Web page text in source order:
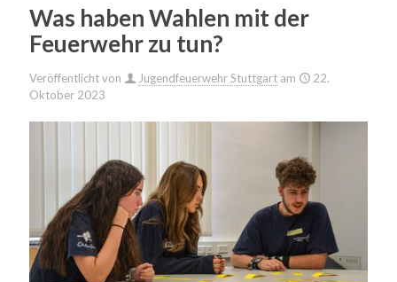
Was haben Wahlen mit der
Feuerwehr zu tun?
Veröffentlicht von Jugendfeuerwehr Stuttgart am
22.
Oktober 2023